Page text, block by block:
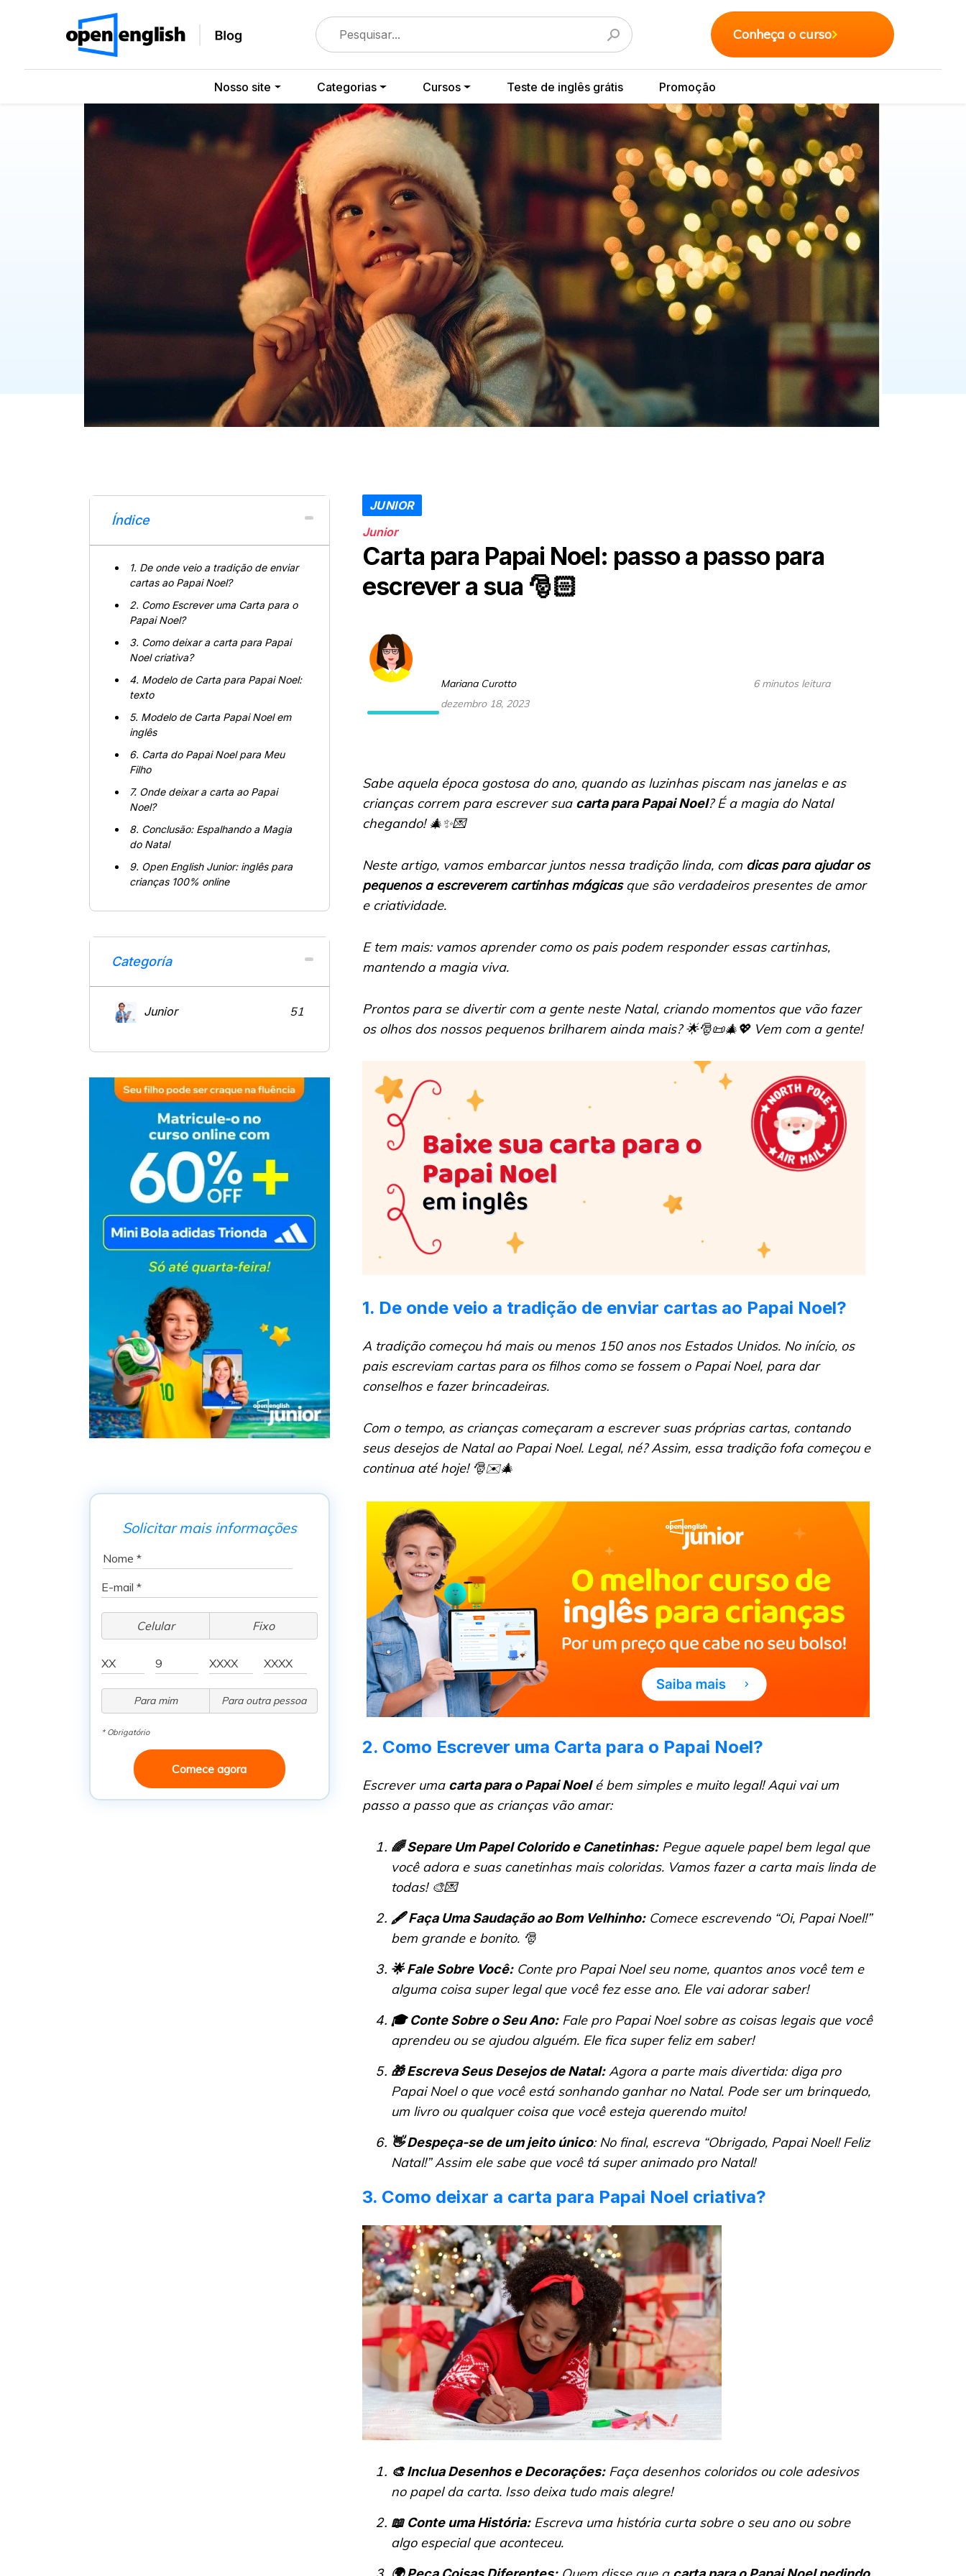
Conheça o curso
Nosso site Categorias Cursos Teste de inglês grátis Promoção
Índice
1. De onde veio a tradição de enviar
cartas ao Papai Noel?
2. Como Escrever uma Carta para o
Papai Noel?
3. Como deixar a carta para Papai
Noel criativa?
4. Modelo de Carta para Papai Noel:
texto
5. Modelo de Carta Papai Noel em
inglês
6. Carta do Papai Noel para Meu
Filho
7. Onde deixar a carta ao Papai
Noel?
8. Conclusão: Espalhando a Magia
do Natal
9. Open English Junior: inglês para
crianças 100% online
Categoría
Junior 51
Solicitar mais informações
Celular Fixo
Para mim Para outra pessoa
* Obrigatório
Comece agora
JUNIOR
Junior
Carta para Papai Noel: passo a passo para
escrever a sua 🎅🏻
Mariana Curotto
dezembro 18, 2023
6 minutos leitura
Sabe aquela época gostosa do ano, quando as luzinhas piscam nas janelas e as
crianças correm para escrever sua carta para Papai Noel? É a magia do Natal
chegando! 🎄✨💌
Neste artigo, vamos embarcar juntos nessa tradição linda, com dicas para ajudar os
pequenos a escreverem cartinhas mágicasque são verdadeiros presentes de amor
e criatividade.
E tem mais: vamos aprender como os pais podem responder essas cartinhas,
mantendo a magia viva.
Prontos para se divertir com a gente neste Natal, criando momentos que vão fazer
os olhos dos nossos pequenos brilharem ainda mais? 🌟🎅📜🎄💖 Vem com a gente!
1. De onde veio a tradição de enviar cartas ao Papai Noel?
A tradição começou há mais ou menos 150 anos nos Estados Unidos. No início, os
pais escreviam cartas para os filhos como se fossem o Papai Noel, para dar
conselhos e fazer brincadeiras.
Com o tempo, as crianças começaram a escrever suas próprias cartas, contando
seus desejos de Natal ao Papai Noel. Legal, né? Assim, essa tradição fofa começou e
continua até hoje! 🎅✉️🎄
2. Como Escrever uma Carta para o Papai Noel?
Escrever uma carta para o Papai Noelé bem simples e muito legal! Aqui vai um
passo a passo que as crianças vão amar:
🌈 Separe Um Papel Colorido e Canetinhas:Pegue aquele papel bem legal que
você adora e suas canetinhas mais coloridas. Vamos fazer a carta mais linda de
todas! 🎨💌
🖋️ Faça Uma Saudação ao Bom Velhinho:Comece escrevendo “Oi, Papai Noel!”
bem grande e bonito. 🎅
🌟 Fale Sobre Você:Conte pro Papai Noel seu nome, quantos anos você tem e
alguma coisa super legal que você fez esse ano. Ele vai adorar saber!
🎓 Conte Sobre o Seu Ano:Fale pro Papai Noel sobre as coisas legais que você
aprendeu ou se ajudou alguém. Ele fica super feliz em saber!
🎁 Escreva Seus Desejos de Natal:Agora a parte mais divertida: diga pro
Papai Noel o que você está sonhando ganhar no Natal. Pode ser um brinquedo,
um livro ou qualquer coisa que você esteja querendo muito!
👋 Despeça-se de um jeito único: No final, escreva “Obrigado, Papai Noel! Feliz
Natal!” Assim ele sabe que você tá super animado pro Natal!
3. Como deixar a carta para Papai Noel criativa?
🎨 Inclua Desenhos e Decorações:Faça desenhos coloridos ou cole adesivos
no papel da carta. Isso deixa tudo mais alegre!
📖 Conte uma História:Escreva uma história curta sobre o seu ano ou sobre
algo especial que aconteceu.